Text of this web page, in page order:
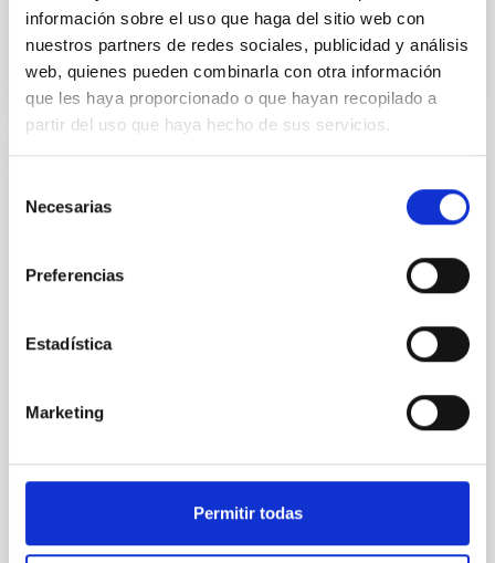
información sobre el uso que haga del sitio web con
nuestros partners de redes sociales, publicidad y análisis
web, quienes pueden combinarla con otra información
que les haya proporcionado o que hayan recopilado a
partir del uso que haya hecho de sus servicios.
Necesarias
Preferencias
Estadística
Marketing
Permitir todas
2026ASTCS..1160088S
NÚMERO DE CITAS
The impact of Active Galactic Nuclei on
While the influence of supermassive black hole
attention, the specific effects of active galactic nuclei
(AGN) winds, particularly ultrafast outflows (UFOs),
investigating the relationship between SMBH mass
Fecha de publicación: 6 2026